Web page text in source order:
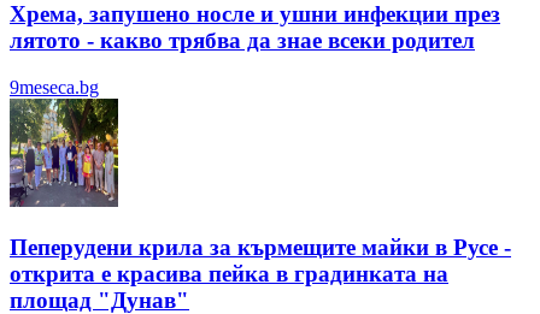
Хрема, запушено носле и ушни инфекции през
лятотo - какво трябва да знае всеки родител
9meseca.bg
Пеперудени крила за кърмещите майки в Русе -
открита е красива пейка в градинката на
площад "Дунав"